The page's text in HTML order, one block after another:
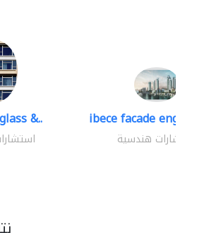
&.. ibece facade
استشارات هندسية